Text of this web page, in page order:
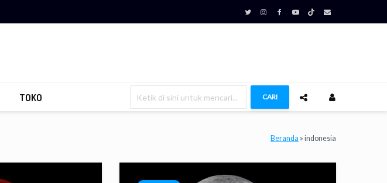
TOKO CARI
Beranda » indonesia